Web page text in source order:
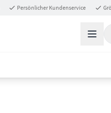
Persönlicher Kundenservice